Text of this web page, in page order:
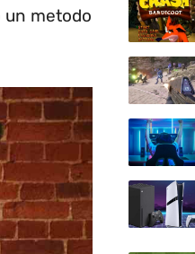
metodo